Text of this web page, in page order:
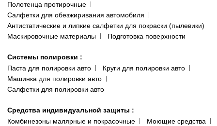
Полотенца протирочные
Салфетки для обезжиривания автомобиля
Антистатические и липкие салфетки для покраски (пылевики)
Маскировочные материалы
Подготовка поверхности
Системы полировки :
Паста для полировки авто
Круги для полировки авто
Машинка для полировки авто
Салфетки для полировки авто
Средства индивидуальной защиты :
Комбинезоны малярные и покрасочные
Моющие средства